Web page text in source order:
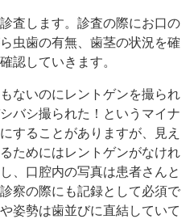
査します。診査の際にお口の
虫歯の有無、歯茎の状況を確
認していきます。
ないのにレントゲンを撮られ
バシ撮られた！というマイナ
することがありますが、見え
ためにはレントゲンがなけれ
、口腔内の写真は患者さんと
察の際にも記録として必須で
姿勢は歯並びに直結していて